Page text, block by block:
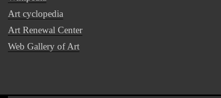
Art cyclopedia
Art Renewal Center
Web Gallery of Art